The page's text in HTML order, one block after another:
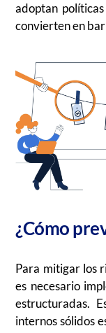
adoptan
convierten en
¿Cómo
Para mitigar los
es necesario
estructuradas.
internos sólidos